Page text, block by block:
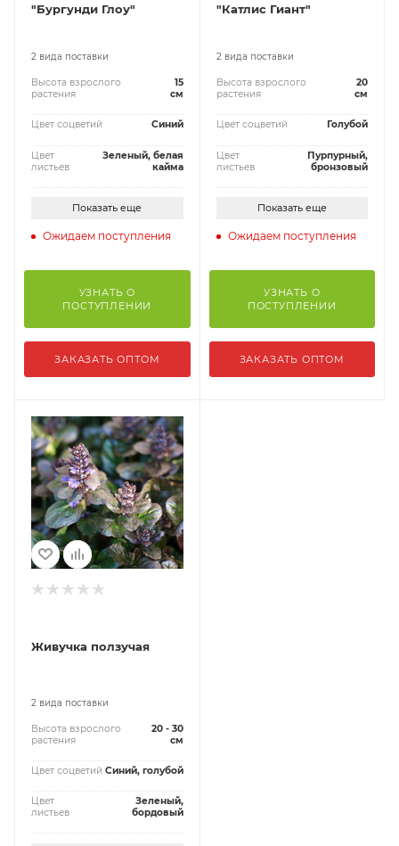
"Бургунди Глоу"
2 вида поставки
Высота взрослого
растения
15
см
Цвет соцветий Синий
Цвет
листьев
Зеленый, белая
кайма
Показать еще
Ожидаем поступления
УЗНАТЬ О
ПОСТУПЛЕНИИ
ЗАКАЗАТЬ ОПТОМ
"Катлис Гиант"
2 вида поставки
Высота взрослого
растения
20
см
Цвет соцветий Голубой
Цвет
листьев
Пурпурный,
бронзовый
Показать еще
Ожидаем поступления
УЗНАТЬ О
ПОСТУПЛЕНИИ
ЗАКАЗАТЬ ОПТОМ
Живучка ползучая
2 вида поставки
Высота взрослого
растения
20 - 30
см
Цвет соцветий Синий, голубой
Цвет
листьев
Зеленый,
бордовый